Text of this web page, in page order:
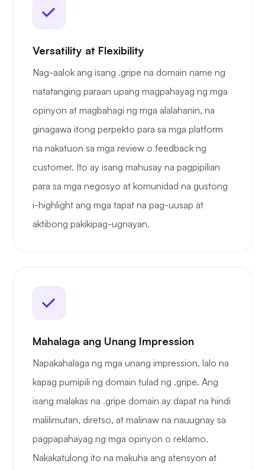
Versatility at Flexibility
Nag-aalok ang isang .gripe na domain name ng
natatanging paraan upang magpahayag ng mga
opinyon at magbahagi ng mga alalahanin, na
ginagawa itong perpekto para sa mga platform
na nakatuon sa mga review o feedback ng
customer. Ito ay isang mahusay na pagpipilian
para sa mga negosyo at komunidad na gustong
i-highlight ang mga tapat na pag-uusap at
aktibong pakikipag-ugnayan.
Mahalaga ang Unang Impression
Napakahalaga ng mga unang impression, lalo na
kapag pumipili ng domain tulad ng .gripe. Ang
isang malakas na .gripe domain ay dapat na hindi
malilimutan, diretso, at malinaw na nauugnay sa
pagpapahayag ng mga opinyon o reklamo.
Nakakatulong ito na makuha ang atensyon at